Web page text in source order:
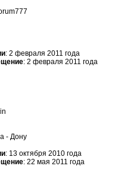
: 2 февраля 2011 года
: 2 февраля 2011 года
- Дону
: 13 октября 2010 года
: 22 мая 2011 года